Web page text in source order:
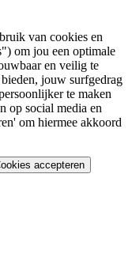
van cookies en
om jou een optimale
en veilig te
jouw surfgedrag
te maken
op social media en
om hiermee akkoord
accepteren